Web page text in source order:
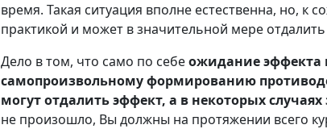
время. Такая ситуация вполне естественна, но, к
практикой и может в значительной мере
Дело в том, что само по себеожидание эффекта
самопроизвольному формированию
могут отдалить эффект, а в некоторых
не произошло, Вы должны на протяжении всего